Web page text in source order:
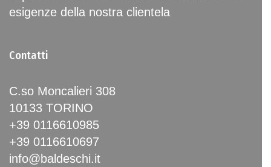
esigenze della nostra clientela
Contatti
C.so Moncalieri 308
10133 TORINO
+39 0116610985
+39 0116610697
info@baldeschi.it